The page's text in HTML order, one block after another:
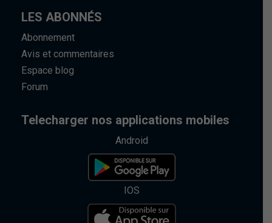
LES ABONNÉS
Abonnement
Avis et commentaires
Espace blog
Forum
Telecharger nos applications mobiles
Android
IOS